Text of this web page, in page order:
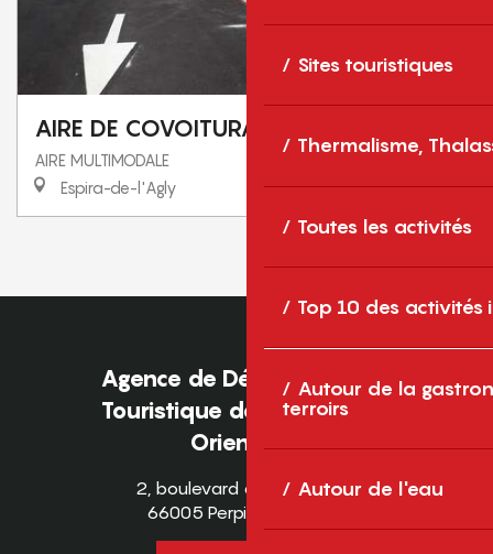
Sites touristiques
Thermalisme,
Toutes les activités
Top 10 des activités
Autour de la
terroirs
Autour de l'eau
AIRE DE COVOITURAGE LE CASOT
AIRE MULTIMODALE
Espira-de-l'Agly
Agence de Développement
Touristique des Pyrénées-
Orientales
2, boulevard des Pyrénées
66005 Perpignan Cedex